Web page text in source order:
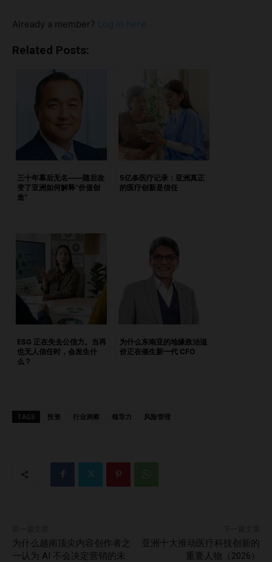
得重新评估竞争集？1. 竞争对手因翻修而暂停营业2. 酒店完成
新酒店开业并直接与您竞争哪些情况下不应该调整竞争集？真
对数值更重要？当竞争集看起来不再合适时应该怎么办？1. 找
出真正的业绩差距2. 关注趋势，而非单一时间点的数据3. 建
立“影子竞争集”（Shadow Compset）4. 只有在客观条件成
立时才调整竞争集结语：优秀的运营者改善的是业绩，而不是
基准
https://open.spotify.com/episode/0nw97HWZeoBUD3cYB
60xot?si=82a32eca2ad04fb0 哪些市场变化真正值得重新评
估竞争集？ 1. 竞争对手因翻修而暂停营业 这是少数几乎不会
升。虽然这种影响看似积极，但现实情况是，您的竞争集正在
与一个已经不再保持原有形态的市场进行比较。 2. 酒店完成
重大升级后重新开业 一家经历重大翻新后重返市场的酒店，
并不一定还是过去的那个竞争对手。 如果该酒店的市场定
位、宾客体验、定价策略、客源结构或市场认知价值发生了实
质性变化，那么其在竞争集中的位置应该重新评估，而不是自
转换是重新审视竞争集最明确的理由之一。 例如，从中端品
牌升级至高端品牌（Upper-Upscale），或反向转换，都可能
虑入住您酒店的客群类型，那么调整竞争集可能是合理的。 4.
位置 那么在度过初期爬坡阶段（通常为开业后两至三年）之
后，它很可能会成为真正的直接竞争对手。…
Already a member? Log in here
Related Posts:
三十年幕后无名——随后改
变了亚洲如何解释“价值创
造”
5亿条医疗记录：亚洲真正
的医疗创新是信任
ESG 正在失去公信力。当再
也无人信任时，会发生什
么？
为什么东南亚的地缘政治溢
价正在催生新一代 CFO
TAGS 投资 行业洞察 领导力 风险管理
为什么越南顶尖内容创作者之
一认为 AI 不会决定营销的未
亚洲十大推动医疗科技创新的
重要人物（2026）